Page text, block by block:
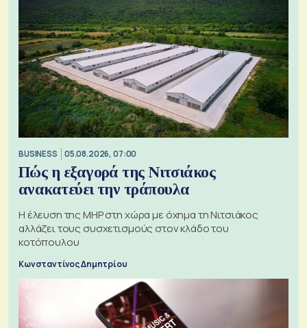
BUSINESS 05.08.2026, 07:00
Πώς η εξαγορά της Νιτσιάκος
ανακατεύει την τράπουλα
H έλευση της MHP στη χώρα με όχημα τη Νιτσιάκος
αλλάζει τους συσχετισμούς στον κλάδο του
κοτόπουλου
Κωνσταντίνος Δημητρίου